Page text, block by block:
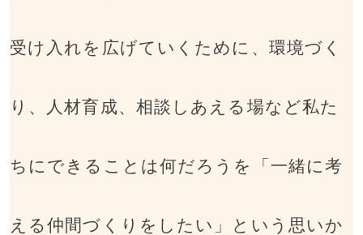
受け入れを広げていくために、環境づく
り、人材育成、相談しあえる場など私た
ちにできることは何だろうを「一緒に考
える仲間づくりをしたい」という思いか